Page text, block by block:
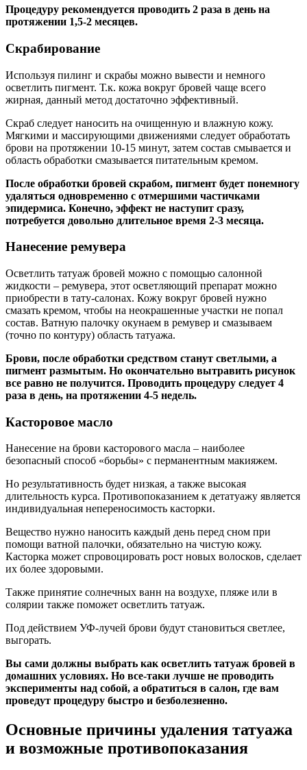
Процедуру рекомендуется проводить 2 раза в день на
протяжении 1,5-2 месяцев.
Скрабирование
Используя пилинг и скрабы можно вывести и немного
осветлить пигмент. Т.к. кожа вокруг бровей чаще всего
жирная, данный метод достаточно эффективный.
Скраб следует наносить на очищенную и влажную кожу.
Мягкими и массирующими движениями следует обработать
брови на протяжении 10-15 минут, затем состав смывается и
область обработки смазывается питательным кремом.
После обработки бровей скрабом, пигмент будет понемногу
удаляться одновременно с отмершими частичками
эпидермиса. Конечно, эффект не наступит сразу,
потребуется довольно длительное время 2-3 месяца.
Нанесение ремувера
Осветлить татуаж бровей можно с помощью салонной
жидкости – ремувера, этот осветляющий препарат можно
приобрести в тату-салонах. Кожу вокруг бровей нужно
смазать кремом, чтобы на неокрашенные участки не попал
состав. Ватную палочку окунаем в ремувер и смазываем
(точно по контуру) область татуажа.
Брови, после обработки средством станут светлыми, а
пигмент размытым. Но окончательно вытравить рисунок
все равно не получится. Проводить процедуру следует 4
раза в день, на протяжении 4-5 недель.
Касторовое масло
Нанесение на брови касторового масла – наиболее
безопасный способ «борьбы» с перманентным макияжем.
Но результативность будет низкая, а также высокая
длительность курса. Противопоказанием к детатуажу является
индивидуальная непереносимость касторки.
Вещество нужно наносить каждый день перед сном при
помощи ватной палочки, обязательно на чистую кожу.
Касторка может спровоцировать рост новых волосков, сделает
их более здоровыми.
Также принятие солнечных ванн на воздухе, пляже или в
солярии также поможет осветлить татуаж.
Под действием УФ-лучей брови будут становиться светлее,
выгорать.
Вы сами должны выбрать как осветлить татуаж бровей в
домашних условиях. Но все-таки лучше не проводить
эксперименты над собой, а обратиться в салон, где вам
проведут процедуру быстро и безболезненно.
Основные причины удаления татуажа
и возможные противопоказания